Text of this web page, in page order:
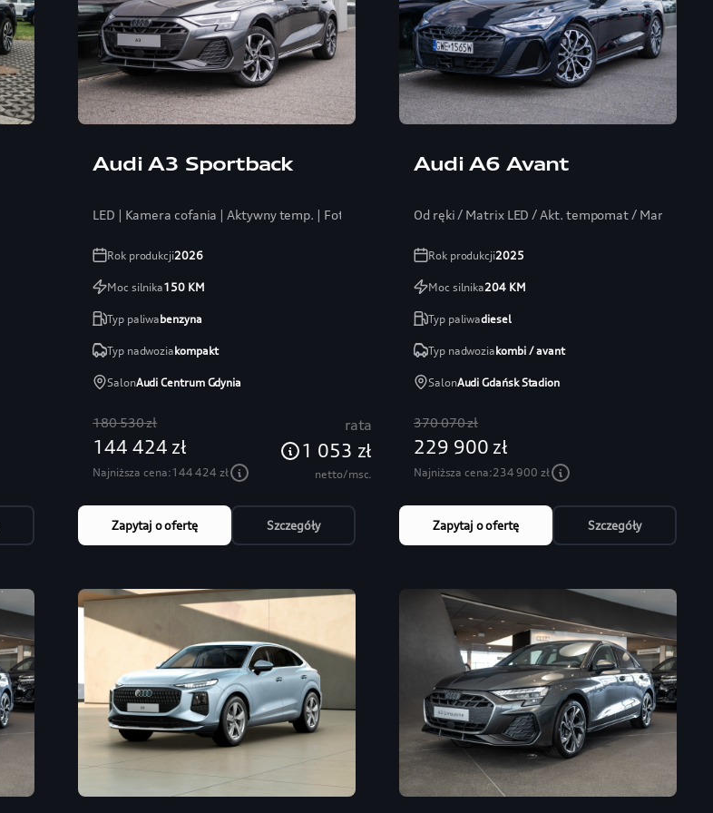
Audi A3 Sportback
LED | Kamera cofania | Aktywny temp. | Fotel el.
Rok produkcji2026
Moc silnika150KM
Typ paliwabenzyna
Typ nadwoziakompakt
SalonAudi Centrum Gdynia
180 530 zł
144 424 zł
Najniższa cena:144 424 zł
rata
1 053 zł
netto/msc.
Zapytaj o ofertę Szczegóły
Audi A6 Avant
Od ręki / Matrix LED / Akt. tempomat / Martwe
Rok produkcji2025
Moc silnika204KM
Typ paliwadiesel
Typ nadwoziakombi / avant
SalonAudi Gdańsk Stadion
370 070 zł
229 900 zł
Najniższa cena:234 900 zł
Zapytaj o ofertę Szczegóły